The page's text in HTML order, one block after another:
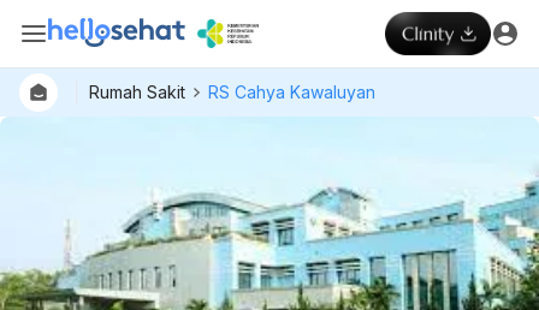
Rumah Sakit RS Cahya Kawaluyan